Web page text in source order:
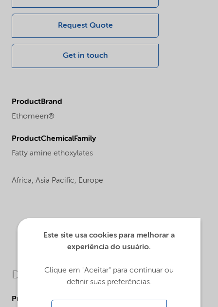
Request Quote
Get in touch
ProductBrand
Ethomeen®
ProductChemicalFamily
Fatty amine ethoxylates
Africa, Asia Pacific, Europe
Downloads
Product Data Sheets
Este site usa cookies para melhorar a
experiência do usuário.
Clique em "Aceitar" para continuar ou
definir suas preferências.